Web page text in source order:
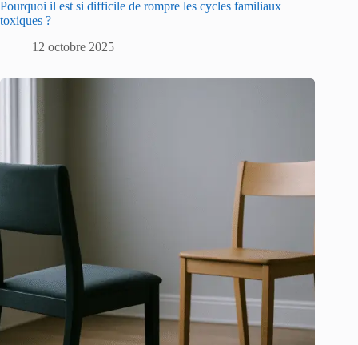
Pourquoi il est si difficile de rompre les cycles familiaux
toxiques ?
12 octobre 2025